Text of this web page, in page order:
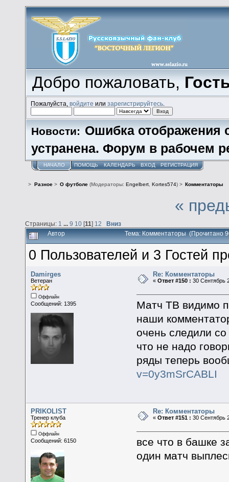
Добро пожаловать,
Пожалуйста,войдите илизарегистрируйтесь
Новости: Ошибка отображения
устранена. Форум в рабочем
НАЧАЛО ПОМОЩЬ КАЛЕНДАРЬ ВХОД РЕГИСТРАЦИЯ
> Разное> О футболе(Модераторы: Engelbert, Kortes574) > Комментаторы
«
Страницы: 1 9 10 [11] 12 Вниз
Автор Тема: Комментаторы (Прочитано
0 Пользователей и 3 Гостей
Damirges
Ветеран
Оффлайн
Сообщений: 1395
Re: Комментаторы
«Ответ #150 : 30 Сентябрь
Матч ТВ видимо
наши
очень следили
что не надо
ряды теперь
v=0y3mSrCABLI
PRIKOLIST
Тренер клуба
Оффлайн
Сообщений: 6150
Re: Комментаторы
«Ответ #151 : 30 Сентябрь
все что в башке
один матч